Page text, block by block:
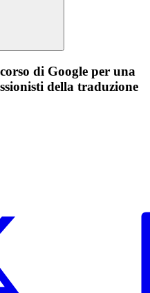
di Google per una
della traduzione